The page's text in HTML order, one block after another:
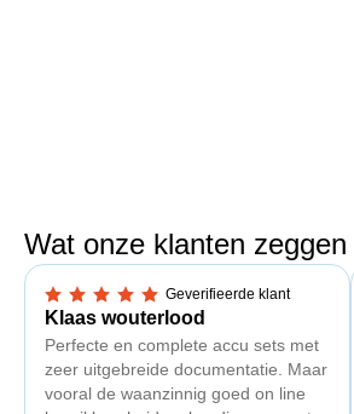
Wat onze klanten zeggen
Geverifieerde klant
5,0 van 5 sterren
Klaas wouterlood
Perfecte en complete accu sets met
zeer uitgebreide documentatie. Maar
vooral de waanzinnig goed on line